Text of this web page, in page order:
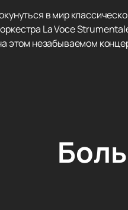
в мир
La Voce
этом незабываемом